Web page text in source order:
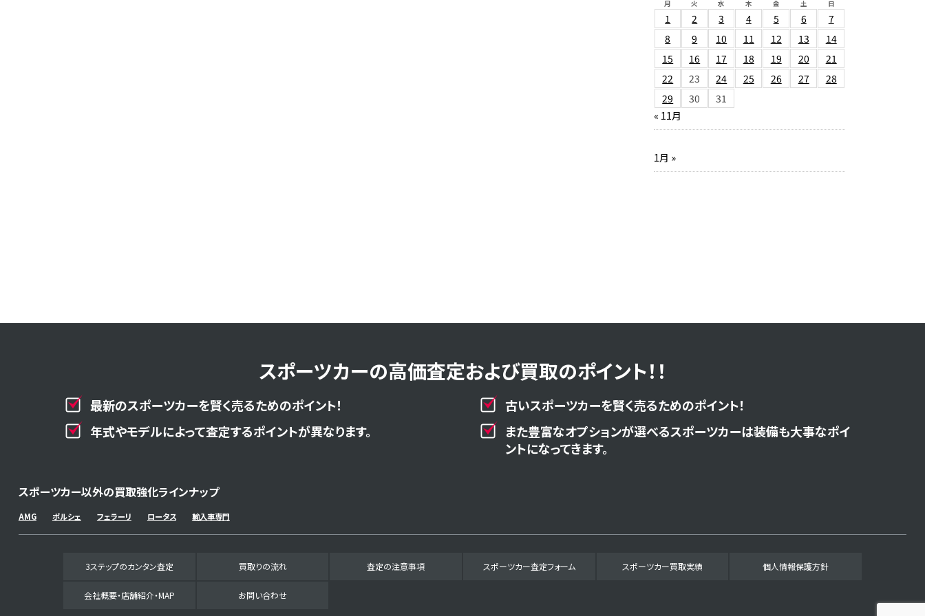
月 火 水 木 金 土 日
1 2 3 4 5 6
7
8
9 10 11 12 13
14
15
16 17 18 19 20
21
22
23 24 25 26 27
28
29
30
31
« 11月
1月 »
スポーツカーの高価査定および買取のポイント！！
最新のスポーツカーを賢く売るためのポイント！
古いスポーツカーを賢く売るためのポイント！
年式やモデルによって査定するポイントが異なります。
また豊富なオプションが選べるスポーツカーは装備も大事なポイ
ントになってきます。
スポーツカー以外の買取強化ラインナップ
AMG ポルシェ フェラーリ ロータス 輸入車専門
3ステップのカンタン査定 買取りの流れ 査定の注意事項 スポーツカー査定フォーム スポーツカー買取実績 個人情報保護方針
会社概要・店舗紹介・MAP お問い合わせ